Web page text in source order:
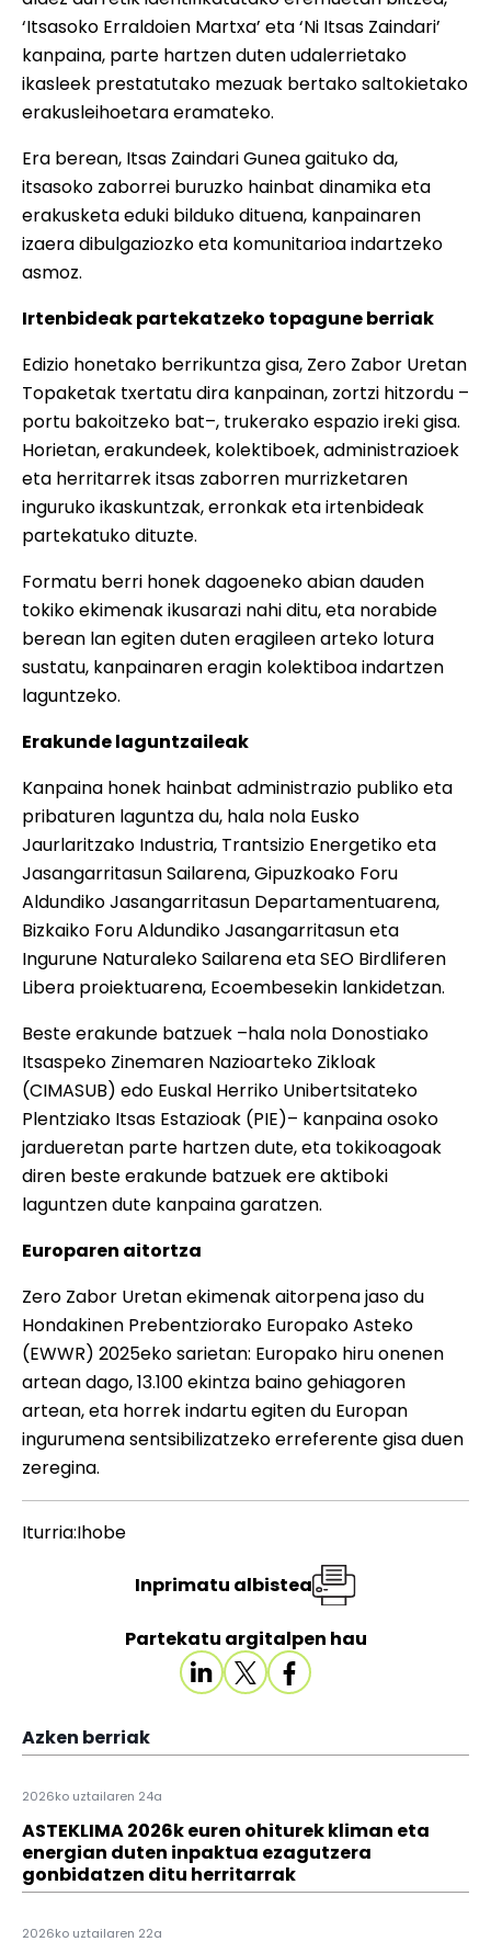
‘Itsasoko Erraldoien Martxa’ eta ‘Ni Itsas Zaindari’
kanpaina, parte hartzen duten udalerrietako
ikasleek prestatutako mezuak bertako saltokietako
erakusleihoetara eramateko.
Era berean, Itsas Zaindari Gunea gaituko da,
itsasoko zaborrei buruzko hainbat dinamika eta
erakusketa eduki bilduko dituena, kanpainaren
izaera dibulgaziozko eta komunitarioa indartzeko
asmoz.
Irtenbideak partekatzeko topagune berriak
Edizio honetako berrikuntza gisa, Zero Zabor Uretan
Topaketak txertatu dira kanpainan, zortzi hitzordu –
portu bakoitzeko bat–, trukerako espazio ireki gisa.
Horietan, erakundeek, kolektiboek, administrazioek
eta herritarrek itsas zaborren murrizketaren
inguruko ikaskuntzak, erronkak eta irtenbideak
partekatuko dituzte.
Formatu berri honek dagoeneko abian dauden
tokiko ekimenak ikusarazi nahi ditu, eta norabide
berean lan egiten duten eragileen arteko lotura
sustatu, kanpainaren eragin kolektiboa indartzen
laguntzeko.
Erakunde laguntzaileak
Kanpaina honek hainbat administrazio publiko eta
pribaturen laguntza du, hala nola Eusko
Jaurlaritzako Industria, Trantsizio Energetiko eta
Jasangarritasun Sailarena, Gipuzkoako Foru
Aldundiko Jasangarritasun Departamentuarena,
Bizkaiko Foru Aldundiko Jasangarritasun eta
Ingurune Naturaleko Sailarena eta SEO Birdliferen
Libera proiektuarena, Ecoembesekin lankidetzan.
Beste erakunde batzuek –hala nola Donostiako
Itsaspeko Zinemaren Nazioarteko Zikloak
(CIMASUB) edo Euskal Herriko Unibertsitateko
Plentziako Itsas Estazioak (PIE)– kanpaina osoko
jardueretan parte hartzen dute, eta tokikoagoak
diren beste erakunde batzuek ere aktiboki
laguntzen dute kanpaina garatzen.
Europaren aitortza
Zero Zabor Uretan ekimenak aitorpena jaso du
Hondakinen Prebentziorako Europako Asteko
(EWWR) 2025eko sarietan: Europako hiru onenen
artean dago, 13.100 ekintza baino gehiagoren
artean, eta horrek indartu egiten du Europan
ingurumena sentsibilizatzeko erreferente gisa duen
zeregina.
Iturria:Ihobe
Partekatu argitalpen hau
Inprimatu albistea
Azken berriak
2026ko uztailaren 24a
ASTEKLIMA 2026k euren ohiturek kliman eta
energian duten inpaktua ezagutzera
gonbidatzen ditu herritarrak
2026ko uztailaren 22a